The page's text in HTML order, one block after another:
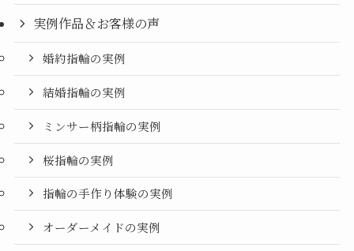
実例作品＆お客様の声
婚約指輪の実例
結婚指輪の実例
ミンサー柄指輪の実例
桜指輪の実例
指輪の手作り体験の実例
オーダーメイドの実例